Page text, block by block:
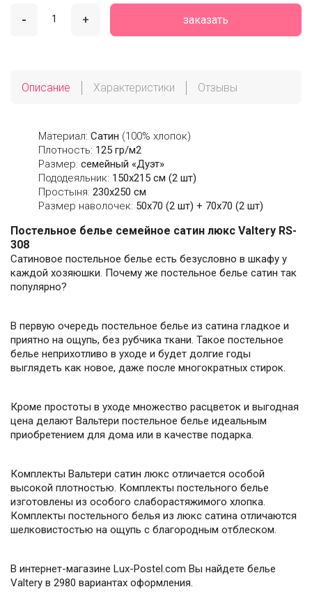
- + заказать
Описание Характеристики Отзывы
Материал: Сатин (100% хлопок)
Плотность: 125 гр/м2
Размер: семейный «Дуэт»
Пододеяльник: 150х215 см (2 шт)
Простыня: 230х250 см
Размер наволочек: 50x70 (2 шт) + 70x70 (2 шт)
Постельное белье семейное сатин люкс Valtery RS-
308
Сатиновое постельное белье есть безусловно в шкафу у
каждой хозяюшки. Почему же постельное белье сатин так
популярно?
В первую очередь постельное белье из сатина гладкое и
приятно на ощупь, без рубчика ткани. Такое постельное
белье неприхотливо в уходе и будет долгие годы
выглядеть как новое, даже после многократных стирок.
Кроме простоты в уходе множество расцветок и выгодная
цена делают Вальтери постельное белье идеальным
приобретением для дома или в качестве подарка.
Комплекты Вальтери сатин люкс отличается особой
высокой плотностью. Комплекты постельного белье
изготовлены из особого слаборастяжимого хлопка.
Комплекты постельного белья из люкс сатина отличаются
шелковистостью на ощупь с благородным отблеском.
В интернет-магазине Lux-Postel.com Вы найдете белье
Valtery в 2980 вариантах оформления.